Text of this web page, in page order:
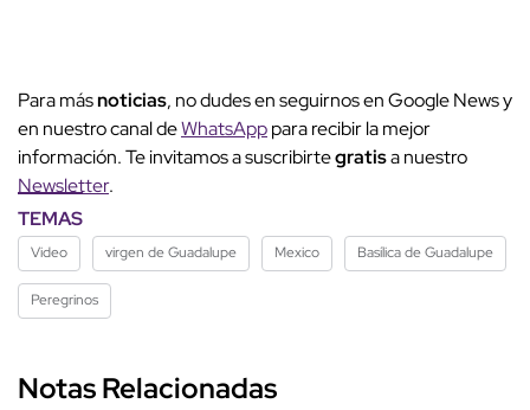
Para másnoticias, no dudes en seguirnos en Google News y
en nuestro canal deWhatsApppara recibir la mejor
información. Te invitamos a suscribirtegratisa nuestro
Newsletter.
TEMAS
Video virgen de Guadalupe Mexico Basílica de Guadalupe
Peregrinos
Notas Relacionadas